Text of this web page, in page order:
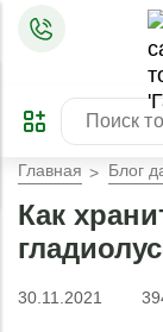
ПРЕДЗАКАЗ
Главная Блог
Как
30.11.2021